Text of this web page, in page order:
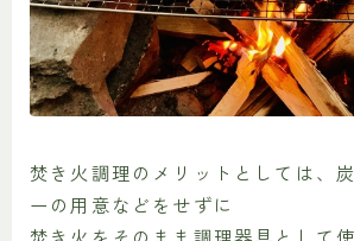
焚き火調理のメリットとしては、
ーの用意などをせずに